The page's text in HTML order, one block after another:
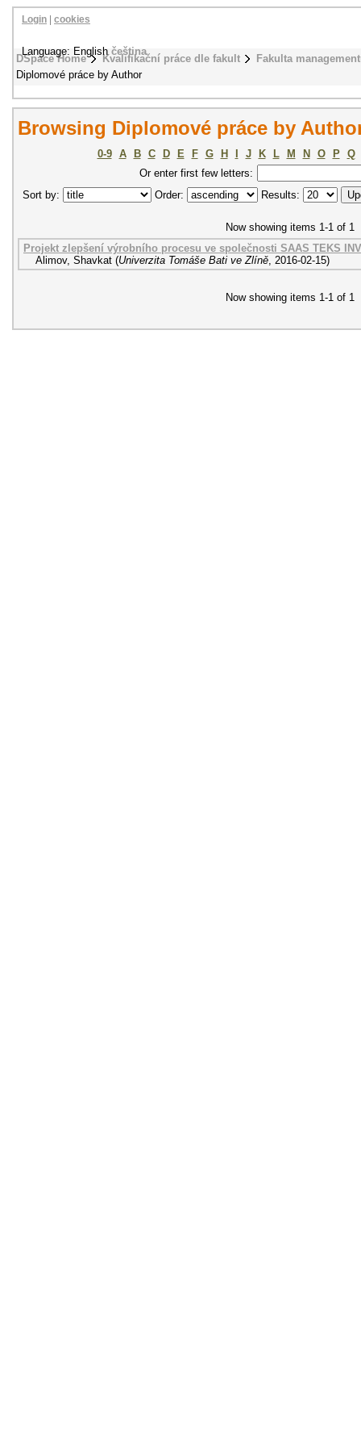
DSpace Home Kvalifikační práce dle fakult
Fakulta
Diplomové práce by Author
Login cookies
Language: Englishčeština
Browsing Diplomové práce by
0-9 A B C D E F G H J K L M N O P
Q
Or enter first few letters:
Sort by:
Order: Results:
Now showing items 1-1 of 1
Projekt zlepšení výrobního procesu ve společnosti SAAS TEKS
Alimov, Shavkat (Univerzita Tomáše Bati ve Zlíně, 2016-02-15)
Now showing items 1-1 of 1